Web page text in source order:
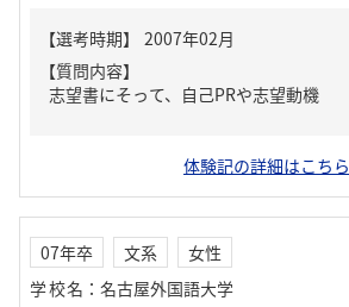
【質問内容】
志望書にそって、自己PRや志望動機
体験記の詳細はこちら
07年卒 文系
女性
学校名 ： 名古屋外国語大学